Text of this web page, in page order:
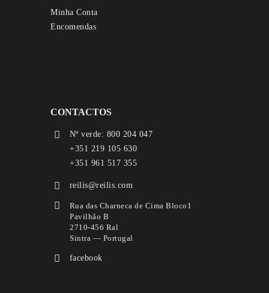
Minha Conta
Encomendas
CONTACTOS
Nº verde: 800 204 047
+351 219 105 630
+351 961 517 355
reilis@reilis.com
Rua das Charneca de Cima Bloco1
Pavilhão B
2710-456 Ral
Sintra — Portugal
facebook